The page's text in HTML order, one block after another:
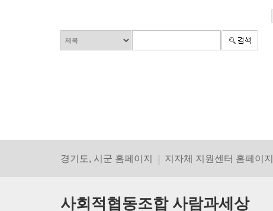
경기도, 시군 홈페이지 지자체 지원센터 홈페이지
사회적협동조합 사람과세상